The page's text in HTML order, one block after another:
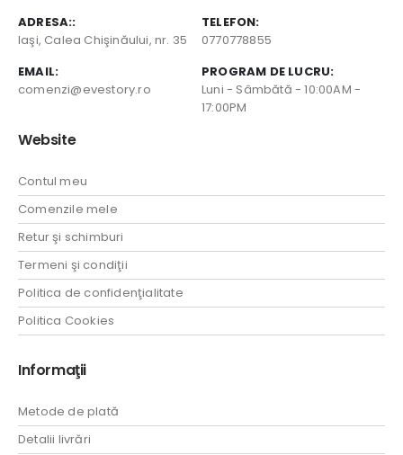
ADRESA::
Iaşi, Calea Chişinăului, nr. 35
TELEFON:
0770778855
EMAIL:
comenzi@evestory.ro
PROGRAM DE LUCRU:
Luni - Sâmbătă - 10:00AM -
17:00PM
Website
Contul meu
Comenzile mele
Retur şi schimburi
Termeni şi condiţii
Politica de confidenţialitate
Politica Cookies
Informaţii
Metode de plată
Detalii livrări